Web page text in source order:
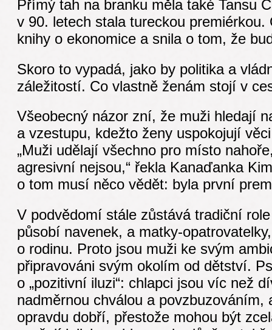
Přímý tah na branku měla také Tansu
v 90. letech stala tureckou premiérkou.
knihy o ekonomice a snila o tom, že
Skoro to vypadá, jako by politika a
záležitostí. Co vlastně ženám stojí v
Všeobecný názor zní, že muži hledají
a vzestupu, kdežto ženy uspokojují
„Muži udělají všechno pro místo
agresivní nejsou,“ řekla Kanaďanka
o tom musí něco vědět: byla první
V podvědomí stále zůstává tradiční
působí navenek, a matky-
o rodinu. Proto jsou muži ke svým
připravováni svým okolím od dětství.
o „pozitivní iluzi“: chlapci jsou víc než
nadměrnou chválou a
opravdu dobří, přestože mohou být